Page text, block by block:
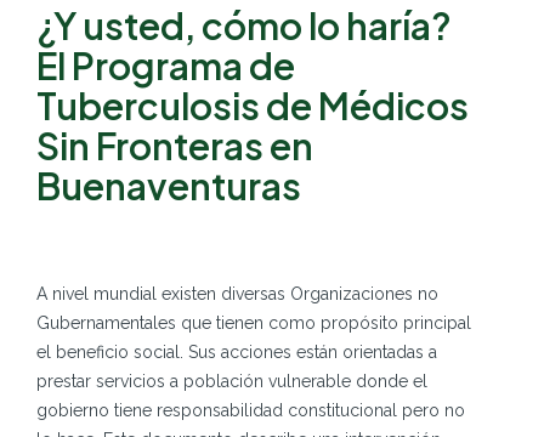
¿Y usted, cómo lo haría?
El Programa de
Tuberculosis de Médicos
Sin Fronteras en
Buenaventuras
A nivel mundial existen diversas Organizaciones no
Gubernamentales que tienen como propósito principal
el beneficio social. Sus acciones están orientadas a
prestar servicios a población vulnerable donde el
gobierno tiene responsabilidad constitucional pero no